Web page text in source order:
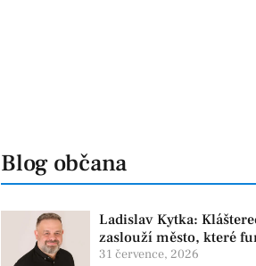
Blog občana
Ladislav Kytka:
zaslouží město, které
Proto předkládáme
31 července, 2026